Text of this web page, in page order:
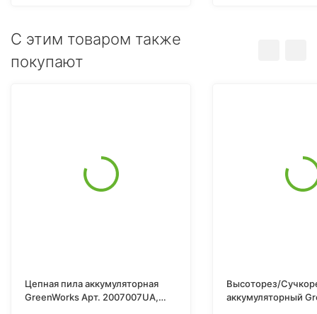
C этим товаром также
покупают
Цепная пила аккумуляторная
GreenWorks Арт. 2007007UA,
Высоторез/
аккумуляторный